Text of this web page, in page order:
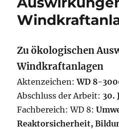
Zu ökologischen
Windkraftanlagen
Aktenzeichen:WD 8-
Abschluss der Arbeit: 30.
Fachbereich: WD 8:
Reaktorsicherheit,